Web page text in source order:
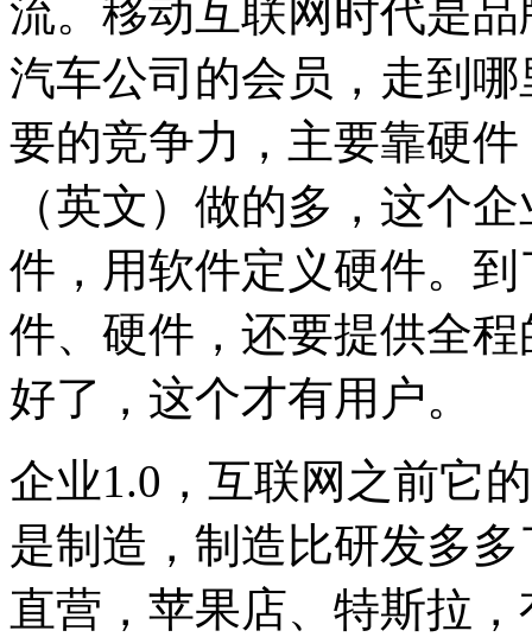
流。移动互联网时代是
汽车公司的会员，走到
要的竞争力，主要靠硬
（英文）做的多，这个
件，用软件定义硬件。
件、硬件，还要提供全
好了，这个才有用户。
企业1.0，互联网之前它
是制造，制造比研发多
直营，苹果店、特斯拉